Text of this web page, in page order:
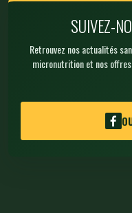
SUIVEZ-
Retrouvez nos actualités
micronutrition et nos